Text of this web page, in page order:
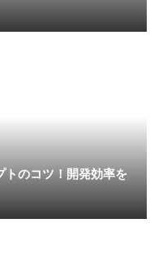
トのコツ！開発効率を